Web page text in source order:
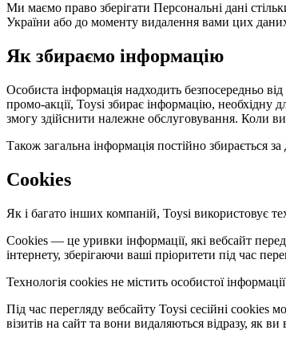
Ми маємо право зберігати Персональні дані
України або до моменту видалення вами цих
Як збираємо інформацію
Особиста інформація надходить безпосередньо
промо-акції, Toysi збирає інформацію, необхідну
змогу здійснити належне обслуговування. Коли
Також загальна інформація постійно збирається
Cookies
Як і багато інших компаній, Toysi використовує
Cookies — це уривки інформації, які вебсайт
інтернету, зберігаючи ваші пріоритети під час
Технологія cookies не містить особистої
Під час перегляду вебсайту Toysi сесійні
візитів на сайт та вони видаляються відразу, як ви